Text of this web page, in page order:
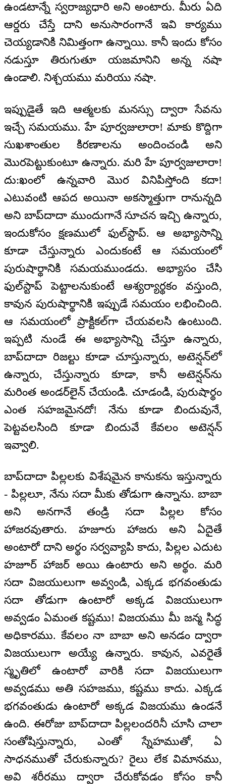
ఉండటాన్నే స్వరాజ్యధారి అని అంటారు. మీరు ఏది
ఆర్డరు చేస్తే దాని అనుసారంగానే ఇవి కార్యము
చెయ్యడానికి నిమిత్తంగా ఉన్నాయి. కానీ ఇందు కోసం
నడుస్తూ తిరుగుతూ యజమానిని అన్న నషా
ఉండాలి. నిశ్చయము మరియు నషా.
ఇప్పుడైతే ఇది ఆత్మలకు మనస్సు ద్వారా సేవను
ఇచ్చే సమయము. హే పూర్వజులారా! మాకు కొద్దిగా
సుఖశాంతుల కిరణాలను అందించండి అని
మొరపెట్టుకుంటూ ఉన్నారు. మరి హే పూర్వజులారా!
దు:ఖంలో ఉన్నవారి మొర వినిపిస్తోంది కదా!
ఎటువంటి ఆపద అయినా అకస్మాత్తుగా రానున్నది
అని బాప్‌దాదా ముందుగానే సూచన ఇచ్చి ఉన్నారు,
ఇందుకోసం క్షణములో ఫుల్‌స్టాప్. ఆ అభ్యాసాన్ని
కూడా చేస్తున్నారు ఎందుకంటే ఆ సమయంలో
పురుషార్థానికి సమయముండదు. అభ్యాసం చేసి
ఫుల్‌స్టాప్ పెట్టాలనుకుంటే ఆశ్యర్యార్థకం వస్తుంది,
కావున పురుషార్థానికి ఇప్పుడే సమయం లభించింది.
ఆ సమయంలో ప్రాక్టికల్‌గా చేయవలసి ఉంటుంది.
ఇప్పటి నుండే ఈ అభ్యాసాన్ని చేస్తూ ఉన్నారు,
బాప్‌దాదా రిజల్టు కూడా చూస్తున్నారు, అటెన్షన్‌లో
ఉన్నారు, చేస్తున్నారు కూడా, కానీ అటెన్షన్‌ను
మరింత అండర్‌లైన్ చేయండి. చూడండి, పురుషార్థం
ఎంత సహజమైనదో! నేను కూడా బిందువునే,
పెట్టవలసింది కూడా బిందువే కేవలం అటెన్షన్
ఇవ్వాలి.
బాప్‌దాదా పిల్లలకు విశేషమైన కానుకను ఇస్తున్నారు
- పిల్లలూ, నేను సదా మీకు తోడుగా ఉన్నాను. బాబా
అని అనగానే తండ్రి సదా పిల్లల కోసం
హాజరవుతారు. హజూరు హాజరు అని ఏదైతే
అంటారో దాని అర్థం సర్వవ్యాపి కాదు, పిల్లల ఎదుట
హజూర్ హాజర్ అయి ఉంటారు అని అర్థం. మరి
సదా విజయులుగా అవ్వండి, ఎక్కడ భగవంతుడు
సదా తోడుగా ఉంటారో అక్కడ విజయులుగా
అవ్వడం ఏమంత కష్టము! విజయము మీ జన్మ సిద్ధ
అధికారము. కేవలం నా బాబా అని అనడం ద్వారా
విజయులుగా అయ్యే ఉన్నారు. కావున, ఎవరైతే
స్మృతిలో ఉంటారో వారికి సదా విజయులుగా
అవ్వడము అతి సహజము, కష్టము కాదు. ఎక్కడ
భగవంతుడు ఉంటారో అక్కడ విజయము ఉండనే
ఉంది. ఈరోజు బాప్‌దాదా పిల్లలందరినీ చూసి చాలా
సంతోషిస్తున్నారు, ఎంతో స్నేహముతో, ఏ
సాధనముతో చేరుకున్నారు? రైలు లేక విమానము,
అవి శరీరము ద్వారా చేరుకోవడం కోసం కానీ